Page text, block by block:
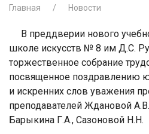
Главная Новости
В преддверии нового
школе искусств № 8 им Д.С.
торжественное собрание
посвященное поздравлению
и искренних слов уважения
преподавателей Ждановой
Барыкина Г.А., Сазоновой Н.Н.